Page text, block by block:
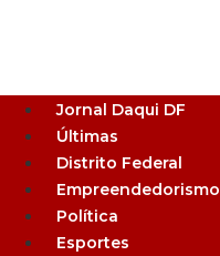
Jornal Daqui DF
Últimas
Distrito Federal
Empreendedorismo
Política
Esportes